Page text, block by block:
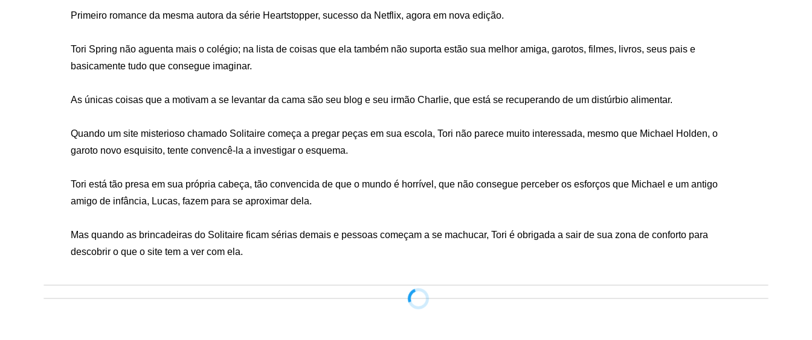
Primeiro romance da mesma autora da série Heartstopper, sucesso da Netflix, agora em nova edição.
Tori Spring não aguenta mais o colégio; na lista de coisas que ela também não suporta estão sua melhor amiga, garotos, filmes, livros, seus pais e
basicamente tudo que consegue imaginar.
As únicas coisas que a motivam a se levantar da cama são seu blog e seu irmão Charlie, que está se recuperando de um distúrbio alimentar.
Quando um site misterioso chamado Solitaire começa a pregar peças em sua escola, Tori não parece muito interessada, mesmo que Michael Holden, o
garoto novo esquisito, tente convencê-la a investigar o esquema.
Tori está tão presa em sua própria cabeça, tão convencida de que o mundo é horrível, que não consegue perceber os esforços que Michael e um antigo
amigo de infância, Lucas, fazem para se aproximar dela.
Mas quando as brincadeiras do Solitaire ficam sérias demais e pessoas começam a se machucar, Tori é obrigada a sair de sua zona de conforto para
descobrir o que o site tem a ver com ela.